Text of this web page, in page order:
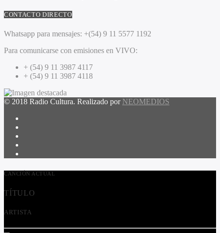
CONTACTO DIRECTO
Whatsapp para mensajes: +(54) 9 11 5577 1192
Para comunicarse con emisiones en VIVO:
+ (54) 9 11 3987 4117
+ (54) 9 11 3987 4118
© 2018 Radio Cultura. Realizado por NEOMEDIOS
CANCIÓN ACTUAL
TÍTULO
ARTISTA